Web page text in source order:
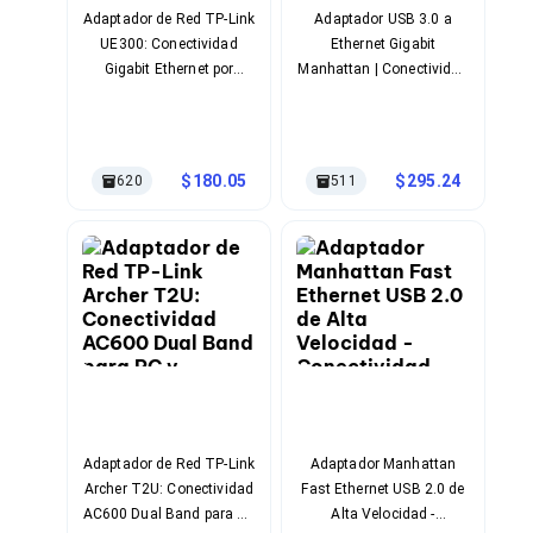
Soportes para Monitores
Monitores Portátiles
Filtros de Privacidad para Monitores
Memorias RAM para Servidores
Memorias USB
Lectores de Memoria
Memorias Flash
Componentes
Tarjetas de Expansión
Tarjetas PCI Express
Enfriamiento y Ventilación
Disipadores para CPU
Pasta Térmica
Adaptador de Red TP-Link
UE300: Conectividad
Gigabit Ethernet por
620 180.05
Adaptador USB 3.0 a
Ethernet Gigabit
Manhattan | Conectividad
511 295.24
Adaptador de Red TP-Link
Archer T2U: Conectividad
AC600 Dual Band para PC
Adaptador Manhattan
Fast Ethernet USB 2.0 de
Alta Velocidad -